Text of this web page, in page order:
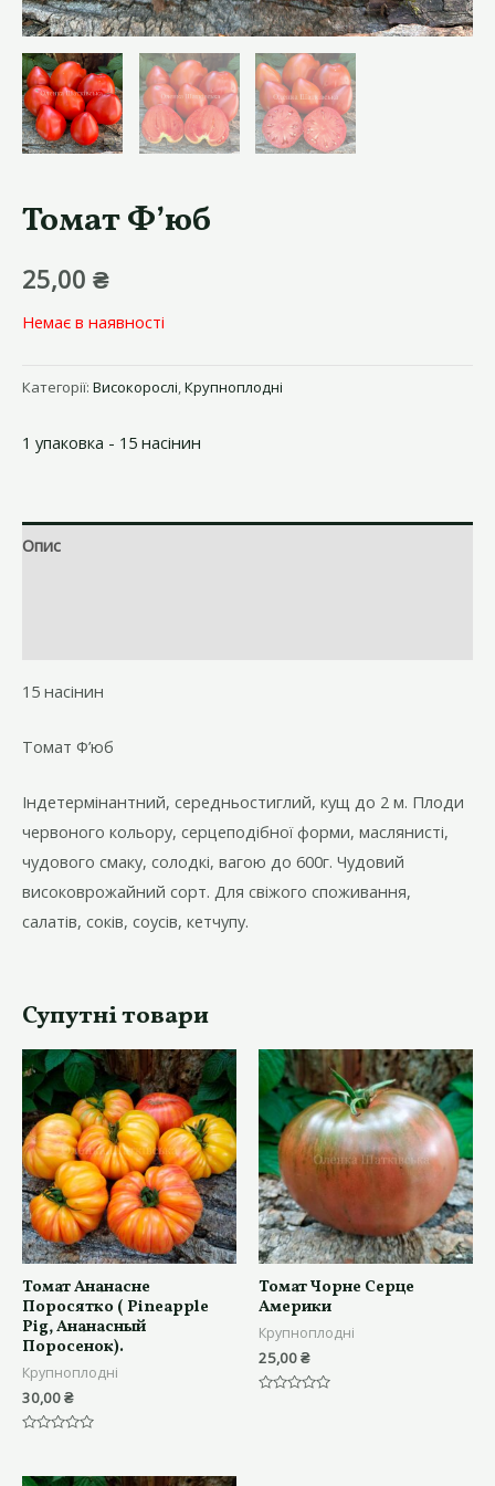
Томат Ф’юб
25,00 ₴
Немає в наявності
Категорії: Високорослі,Крупноплодні
1 упаковка - 15 насінин
Опис
15 насінин
Томат Ф’юб
Індетермінантний, середньостиглий, кущ до 2 м. Плоди
червоного кольору, серцеподібної форми, маслянисті,
чудового смаку, солодкі, вагою до 600г. Чудовий
високоврожайний сорт. Для свіжого споживання,
салатів, соків, соусів, кетчупу.
Супутні товари
Томат Ананасне
Поросятко ( Pineapple
Pig, Ананасный
Поросенок).
Крупноплодні
30,00₴
з
Томат Чорне Серце
Америки
Крупноплодні
25,00₴